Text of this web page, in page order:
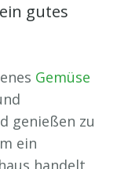
gutes
Gemüse
genießen zu
ein
handelt